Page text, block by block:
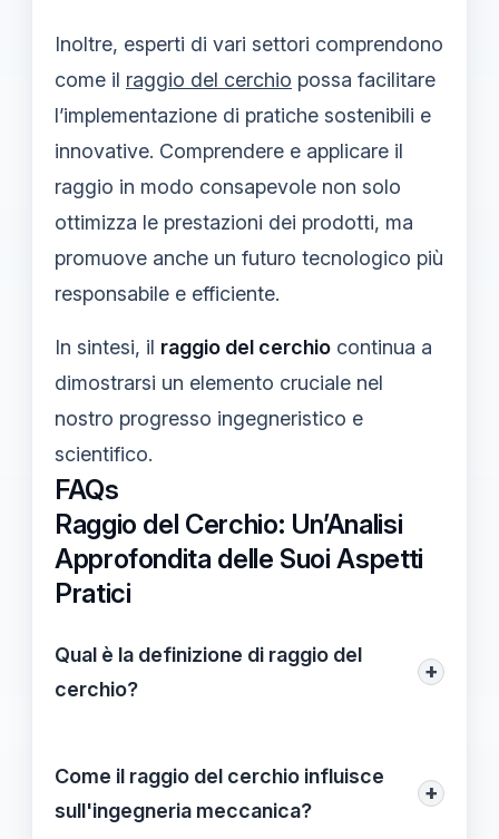
Inoltre, esperti di vari settori comprendono
come il raggio del cerchio possa facilitare
l’implementazione di pratiche sostenibili e
innovative. Comprendere e applicare il
raggio in modo consapevole non solo
ottimizza le prestazioni dei prodotti, ma
promuove anche un futuro tecnologico più
responsabile e efficiente.
In sintesi, il raggio del cerchio continua a
dimostrarsi un elemento cruciale nel
nostro progresso ingegneristico e
scientifico.
FAQs
Raggio del Cerchio: Un’Analisi
Approfondita delle Suoi Aspetti
Pratici
Qual è la definizione di raggio del
cerchio?
+
costante che intercorre tra il centro del
cerchio e qualsiasi punto della sua
Come il raggio del cerchio influisce
sull'ingegneria meccanica?
+